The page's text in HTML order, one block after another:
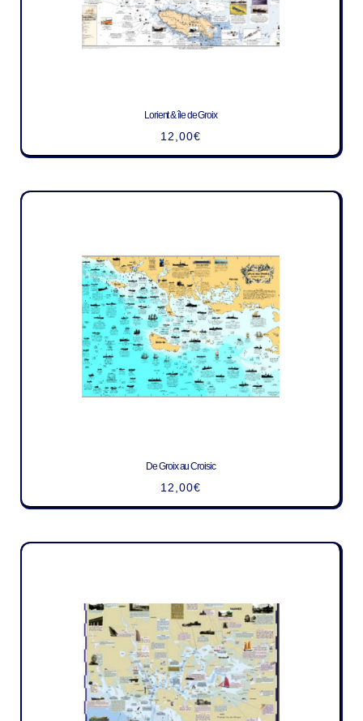
Lorient & île de Groix
12,00€
De Groix au Croisic
12,00€